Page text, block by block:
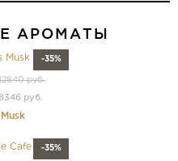
АРОМАТЫ
-35%
руб.
руб.
-35%